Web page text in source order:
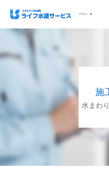
施
水まわ
会社概要
ご依頼の流れ
施工実例